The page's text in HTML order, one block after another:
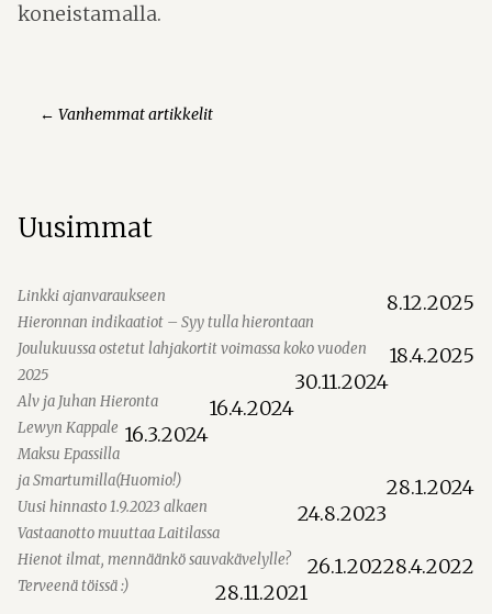
koneistamalla.
← Vanhemmat artikkelit
Uusimmat
Linkki ajanvaraukseen 8.12.2025
Hieronnan indikaatiot – Syy tulla hierontaan
18.4.2025
Joulukuussa ostetut lahjakortit voimassa koko vuoden
2025
30.11.2024
Alv ja Juhan Hieronta 16.4.2024
Lewyn Kappale 16.3.2024
Maksu Epassilla
ja Smartumilla(Huomio!)
28.1.2024
Uusi hinnasto 1.9.2023 alkaen 24.8.2023
Vastaanotto muuttaa Laitilassa
8.4.2022
Hienot ilmat, mennäänkö sauvakävelylle? 26.1.2022
Terveenä töissä :) 28.11.2021